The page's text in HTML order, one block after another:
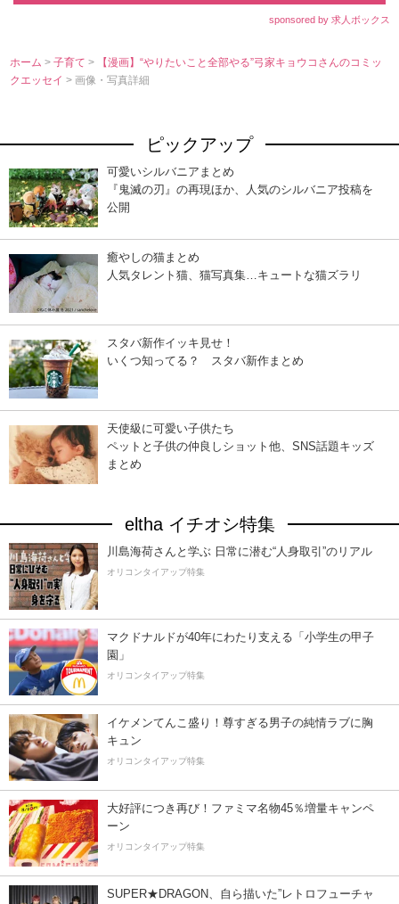
sponsored by 求人ボックス
ホーム >子育て>
【漫画】“やりたいこと全部やる”弓家キョウコさんのコミッ
クエッセイ> 画像・写真詳細
ピックアップ
可愛いシルバニアまとめ
『鬼滅の刃』の再現ほか、人気のシルバニア投稿を
公開
癒やしの猫まとめ
人気タレント猫、猫写真集…キュートな猫ズラリ
スタバ新作イッキ見せ！
いくつ知ってる？ スタバ新作まとめ
天使級に可愛い子供たち
ペットと子供の仲良しショット他、SNS話題キッズ
まとめ
eltha イチオシ特集
川島海荷さんと学ぶ 日常に潜む“人身取引”のリアル
オリコンタイアップ特集
マクドナルドが40年にわたり支える「小学生の甲子
園」
オリコンタイアップ特集
イケメンてんこ盛り！尊すぎる男子の純情ラブに胸
キュン
オリコンタイアップ特集
大好評につき再び！ファミマ名物45％増量キャンペ
ーン
オリコンタイアップ特集
SUPER★DRAGON、自ら描いた”レトロフューチャ